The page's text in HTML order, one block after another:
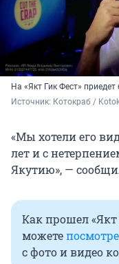
На «Якт Гик Фест» приедет
Источник: Котокраб /
«Мы хотели его
лет и с
Якутию», —
Как прошел
можете
с фото и видео